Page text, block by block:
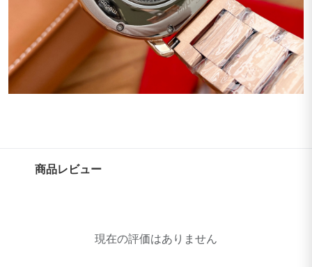
商品レビュー
現在の評価はありません